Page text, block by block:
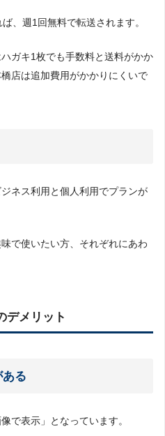
、週1回無料で転送されます。
ガキ1枚でも手数料と送料がかか
店は追加費用がかかりにくいで
ネス利用と個人利用でプランが
で使いたい方、それぞれにあわ
デメリット
る
で表示」となっています。